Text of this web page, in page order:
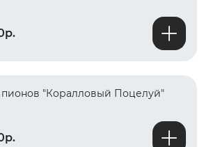
пионов "Коралловый Поцелуй"